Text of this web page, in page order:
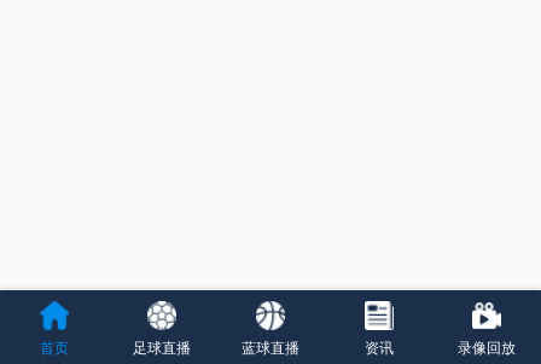
首页 足球直播 蓝球直播 资讯 录像回放